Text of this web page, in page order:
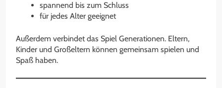
spannend bis zum Schluss
für jedes Alter geeignet
Außerdem verbindet das Spiel Generationen. Eltern,
Kinder und Großeltern können gemeinsam spielen und
Spaß haben.